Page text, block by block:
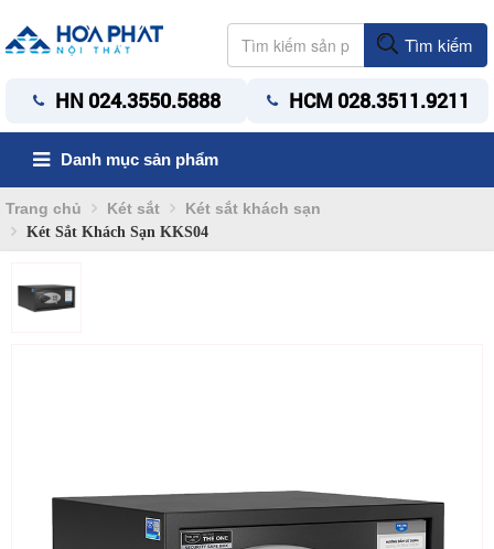
Tìm kiếm
HN 024.3550.5888 HCM 028.3511.9211
Danh mục sản phẩm
Trang chủ Két sắt Két sắt khách sạn
Két Sắt Khách Sạn KKS04